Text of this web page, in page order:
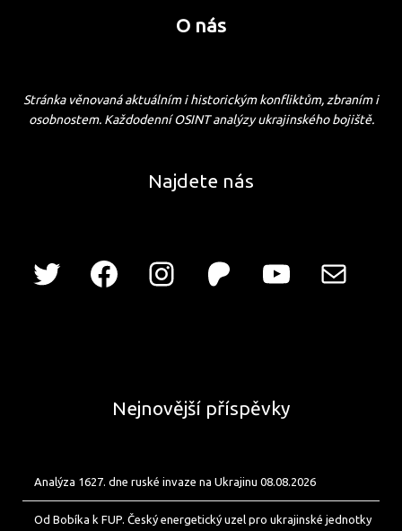
O nás
Stránka věnovaná aktuálním i historickým konfliktům, zbraním i
osobnostem. Každodenní OSINT analýzy ukrajinského bojiště.
Najdete nás
Nejnovější příspěvky
Analýza 1627. dne ruské invaze na Ukrajinu 08.08.2026
Od Bobíka k FUP. Český energetický uzel pro ukrajinské jednotky